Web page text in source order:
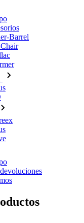
Barrel